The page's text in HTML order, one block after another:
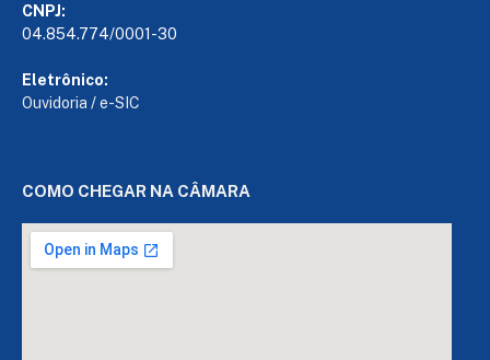
CNPJ:
04.854.774/0001-30
Eletrônico:
Ouvidoria /e-SIC
COMO CHEGAR NA CÂMARA